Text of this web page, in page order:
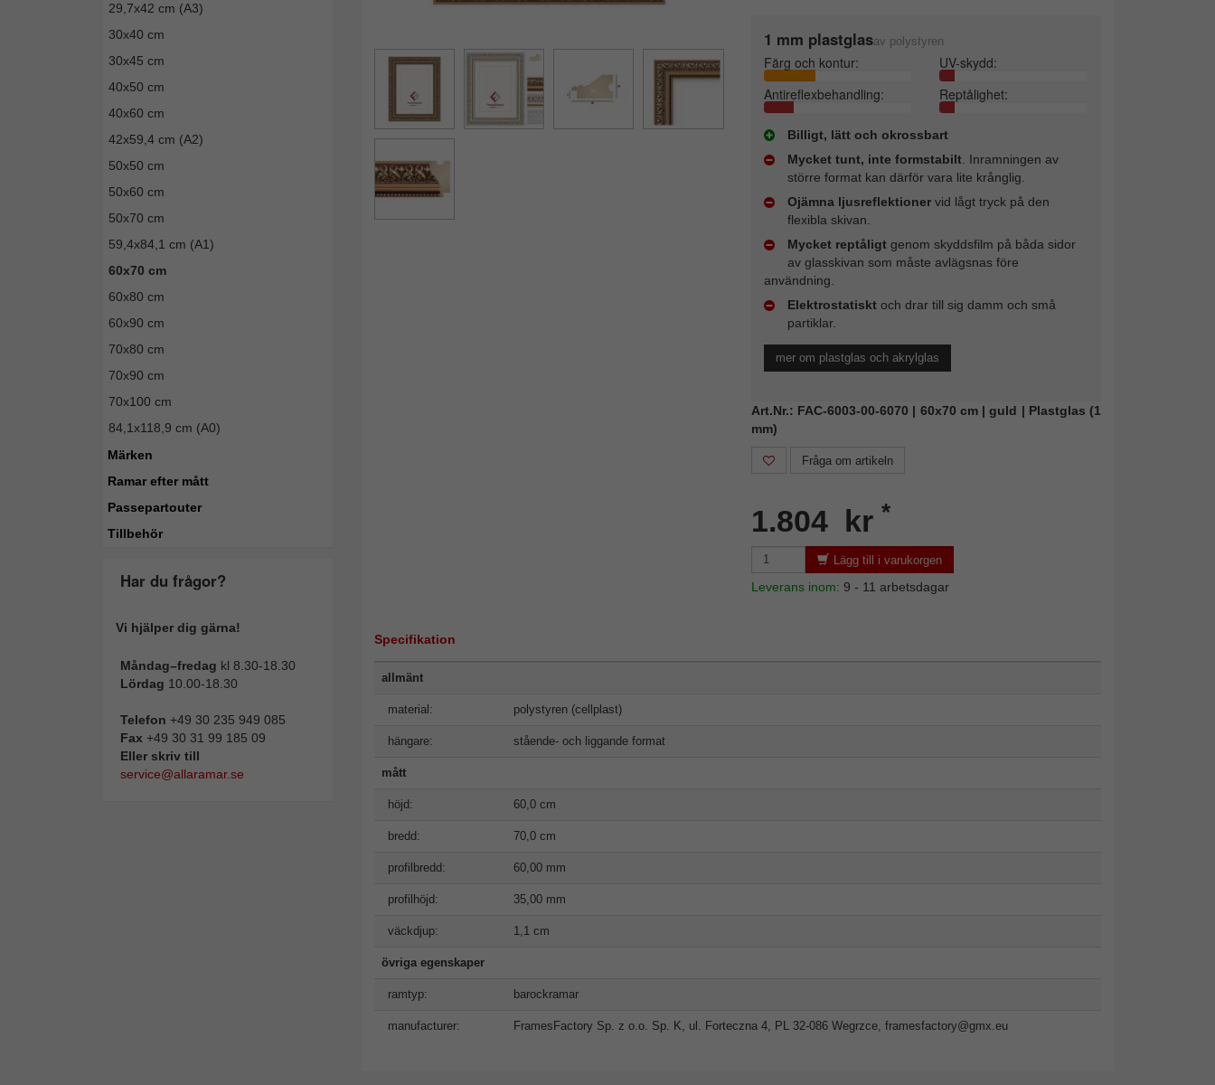
29,7x42 cm (A3)
30x40 cm
30x45 cm
40x50 cm
40x60 cm
42x59,4 cm (A2)
50x50 cm
50x60 cm
50x70 cm
59,4x84,1 cm (A1)
60x70 cm
60x80 cm
60x90 cm
70x80 cm
70x90 cm
70x100 cm
84,1x118,9 cm (A0)
Märken
Ramar efter mått
Passepartouter
Tillbehör
Har du frågor?
Vi hjälper dig gärna!
Måndag–fredag kl 8.30-18.30
Lördag 10.00-18.30
Telefon +49 30 235 949 085
Fax +49 30 31 99 185 09
Eller skriv till
service@allaramar.se
1 mm plastglasav polystyren
Färg och kontur:
UV-skydd:
Antireflexbehandling:
Reptålighet:
Billigt, lätt och okrossbart
Mycket tunt, inte formstabilt. Inramningen av
större format kan därför vara lite krånglig.
Ojämna ljusreflektionervid lågt tryck på den
flexibla skivan.
Mycket reptåligtgenom skyddsfilm på båda sidor
av glasskivan som måste avlägsnas före
användning.
Elektrostatisktoch drar till sig damm och små
partiklar.
mer om plastglas och akrylglas
Art.Nr.: FAC-6003-00-6070 | 60x70 cm | guld | Plastglas (1
mm)
Fråga om artikeln
1.804 kr *
Lägg till i varukorgen
Leverans inom: 9 - 11 arbetsdagar
Specifikation
allmänt
material: polystyren (cellplast)
hängare: stående- och liggande format
mått
höjd: 60,0 cm
bredd: 70,0 cm
profilbredd: 60,00 mm
profilhöjd: 35,00 mm
väckdjup: 1,1 cm
övriga egenskaper
ramtyp: barockramar
manufacturer: FramesFactory Sp. z o.o. Sp. K, ul. Forteczna 4, PL 32-086 Wegrzce, framesfactory@gmx.eu